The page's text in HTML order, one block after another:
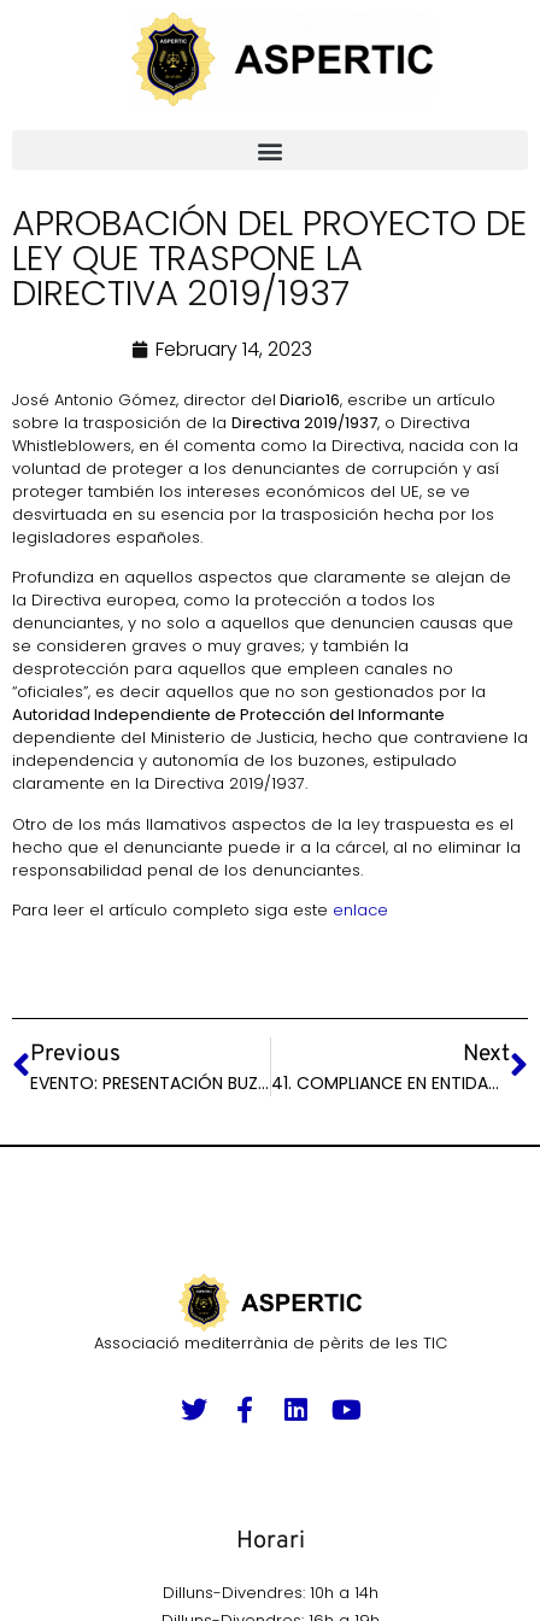
APROBACIÓN DEL PROYECTO DE
LEY QUE TRASPONE LA
DIRECTIVA 2019/1937
February 14, 2023
José Antonio Gómez, director del Diario16, escribe un artículo
sobre la trasposición de la Directiva 2019/1937, o Directiva
Whistleblowers, en él comenta como la Directiva, nacida con la
voluntad de proteger a los denunciantes de corrupción y así
proteger también los intereses económicos del UE, se ve
desvirtuada en su esencia por la trasposición hecha por los
legisladores españoles.
Profundiza en aquellos aspectos que claramente se alejan de
la Directiva europea, como la protección a todos los
denunciantes, y no solo a aquellos que denuncien causas que
se consideren graves o muy graves; y también la
desprotección para aquellos que empleen canales no
“oficiales”, es decir aquellos que no son gestionados por la
Autoridad Independiente de Protección del Informante
dependiente del Ministerio de Justicia, hecho que contraviene la
independencia y autonomía de los buzones, estipulado
claramente en la Directiva 2019/1937.
Otro de los más llamativos aspectos de la ley traspuesta es el
hecho que el denunciante puede ir a la cárcel, al no eliminar la
responsabilidad penal de los denunciantes.
Para leer el artículo completo siga este enlace
Previous
EVENTO: PRESENTACIÓN BUZONES DE DENUNCIA DE LA DIRECTIVA 2019/1937
Next
41. COMPLIANCE EN ENTIDADES PÚBLICAS
Associació mediterrània de pèrits de les TIC
Horari
Dilluns-Divendres: 10h a 14h